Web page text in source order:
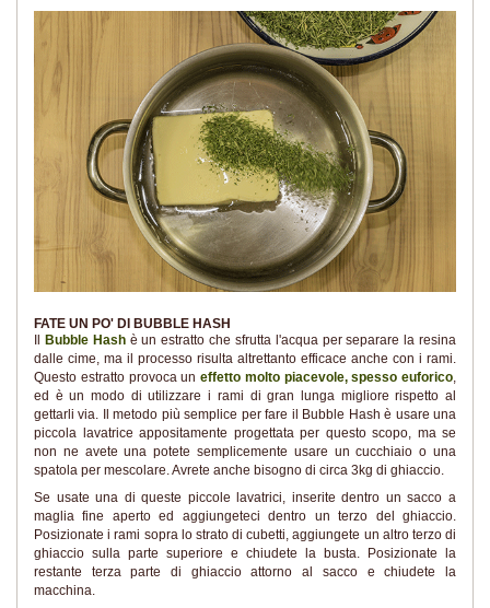
FATE UN PO' DI BUBBLE HASH
Il Bubble Hashè un estratto che sfrutta l'acqua per separare la resina
dalle cime, ma il processo risulta altrettanto efficace anche con i rami.
Questo estratto provoca un effetto molto piacevole, spesso euforico
ed è un modo di utilizzare i rami di gran lunga migliore rispetto al
gettarli via. Il metodo più semplice per fare il Bubble Hash è usare una
piccola lavatrice appositamente progettata per questo scopo, ma se
non ne avete una potete semplicemente usare un cucchiaio o una
spatola per mescolare. Avrete anche bisogno di circa 3kg di ghiaccio.
Se usate una di queste piccole lavatrici, inserite dentro un sacco a
maglia fine aperto ed aggiungeteci dentro un terzo del ghiaccio.
Posizionate i rami sopra lo strato di cubetti, aggiungete un altro terzo di
ghiaccio sulla parte superiore e chiudete la busta. Posizionate la
restante terza parte di ghiaccio attorno al sacco e chiudete la
macchina.